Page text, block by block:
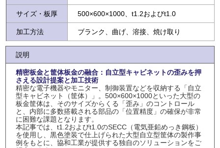
サイズ・板厚 500×600×1000、t1.2およびt1.0
加工方法 ブランク、曲げ、溶接、焼け取り
説明
精密板金と筐体板金の融合：自立型キャビネットの歪みを押
さえる設計提案と加工技術
精密な電子機器やモニター、制御装置などを収納する「自立
型キャビネット（筐体）」。500×600×1000といった大型の
板金筐体は、そのサイズからくる「歪み」のコントロール
と、内部に多数搭載される部品の「位置精度」の確保が非常
に困難な課題となります。
本記事では、t1.2およびt1.0のSECC（電気亜鉛めっき鋼板）
を使用し、黒色塗装で仕上げられた大型自立型筐体の製作事
例をもとに、協和工業が提供する独自のソリューションをご